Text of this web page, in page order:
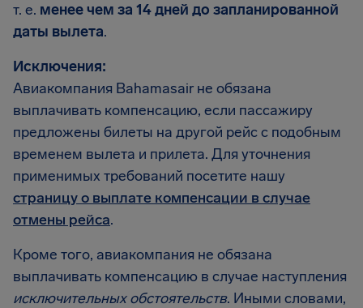
т. е. менее чем за 14 дней до запланированной
даты вылета.
Исключения:
Авиакомпания Bahamasair не обязана
выплачивать компенсацию, если пассажиру
предложены билеты на другой рейс с подобным
временем вылета и прилета. Для уточнения
применимых требований посетите нашу
страницу о выплате компенсации в случае
отмены рейса.
Кроме того, авиакомпания не обязана
выплачивать компенсацию в случае наступления
исключительных обстоятельств. Иными словами,